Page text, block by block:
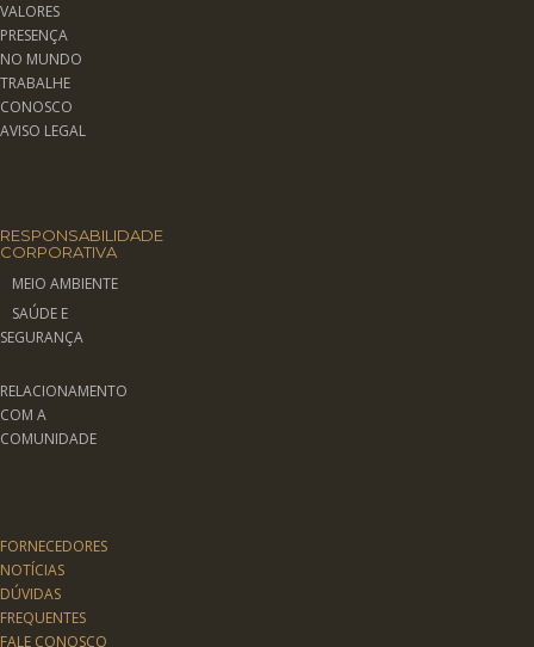
VALORES
PRESENÇA
NO MUNDO
TRABALHE
CONOSCO
AVISO LEGAL
RESPONSABILIDADE
CORPORATIVA
MEIO AMBIENTE
SAÚDE E
SEGURANÇA
RELACIONAMENTO
COM A
COMUNIDADE
FORNECEDORES
NOTÍCIAS
DÚVIDAS
FREQUENTES
FALE CONOSCO